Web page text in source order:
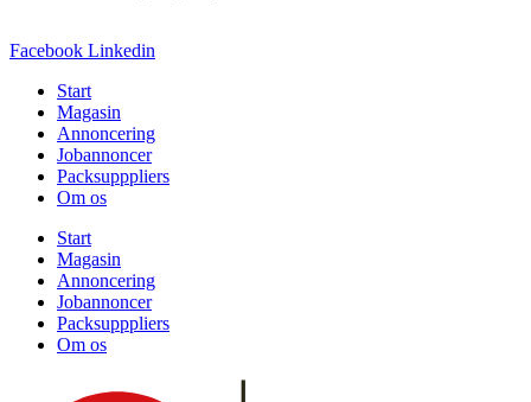
Facebook Linkedin
Start
Magasin
Annoncering
Jobannoncer
Packsupppliers
Om os
Start
Magasin
Annoncering
Jobannoncer
Packsupppliers
Om os